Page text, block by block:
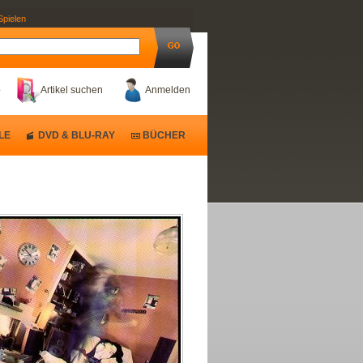
Anmelden
Artikel suchen
DVD & BLU-RAY BÜCHER